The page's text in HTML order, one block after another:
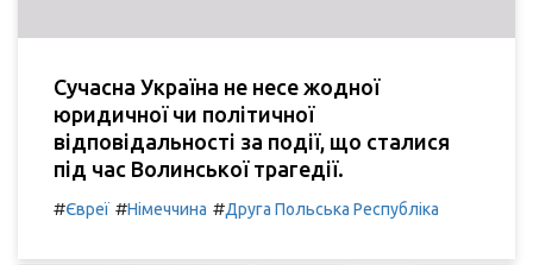
Сучасна Україна не несе жодної
юридичної чи політичної
відповідальності за події, що сталися
під час Волинської трагедії.
#Євреї #Німеччина #Друга Польська Республіка